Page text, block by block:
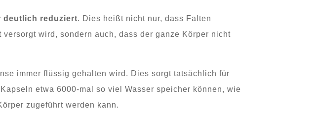
deutlich reduziert. Dies heißt nicht nur, dass Falten
wird, sondern auch, dass der ganze Körper nicht
immer flüssig gehalten wird. Dies sorgt tatsächlich für
etwa 6000-mal so viel Wasser speicher können, wie
zugeführt werden kann.